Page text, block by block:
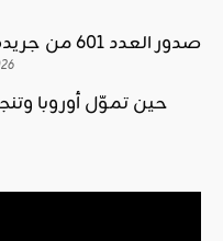
صدور العدد 601 من جريدة التحرير
حين تموّل أوروبا